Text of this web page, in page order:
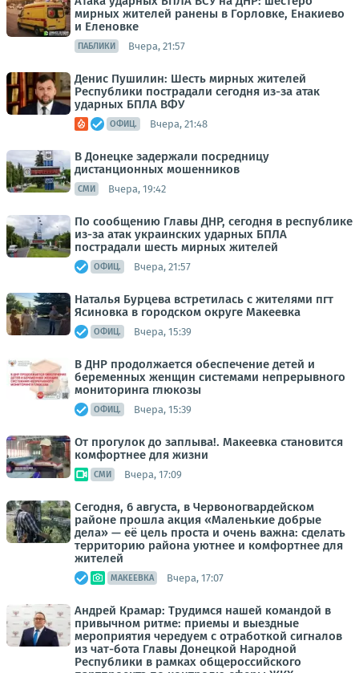
мирных жителей ранены в Горловке, Енакиево
и Еленовке
ПАБЛИКИ Вчера, 21:57
Денис Пушилин: Шесть мирных жителей
Республики пострадали сегодня из-за атак
ударных БПЛА ВФУ
ОФИЦ. Вчера, 21:48
В Донецке задержали посредницу
дистанционных мошенников
СМИ Вчера, 19:42
По сообщению Главы ДНР, сегодня в республике
из-за атак украинских ударных БПЛА
пострадали шесть мирных жителей
ОФИЦ. Вчера, 21:57
Наталья Бурцева встретилась с жителями пгт
Ясиновка в городском округе Макеевка
ОФИЦ. Вчера, 15:39
В ДНР продолжается обеспечение детей и
беременных женщин системами непрерывного
мониторинга глюкозы
ОФИЦ. Вчера, 15:39
От прогулок до заплыва!. Макеевка становится
комфортнее для жизни
СМИ Вчера, 17:09
Сегодня, 6 августа, в Червоногвардейском
районе прошла акция «Маленькие добрые
дела» — её цель проста и очень важна: сделать
территорию района уютнее и комфортнее для
жителей
МАКЕЕВКА Вчера, 17:07
Андрей Крамар: Трудимся нашей командой в
привычном ритме: приемы и выездные
мероприятия чередуем с отработкой сигналов
из чат-бота Главы Донецкой Народной
Республики в рамках общероссийского